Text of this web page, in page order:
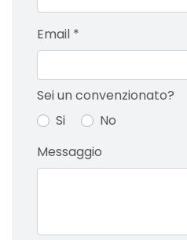
Email *
Sei un convenzionato?
Si
No
Messaggio